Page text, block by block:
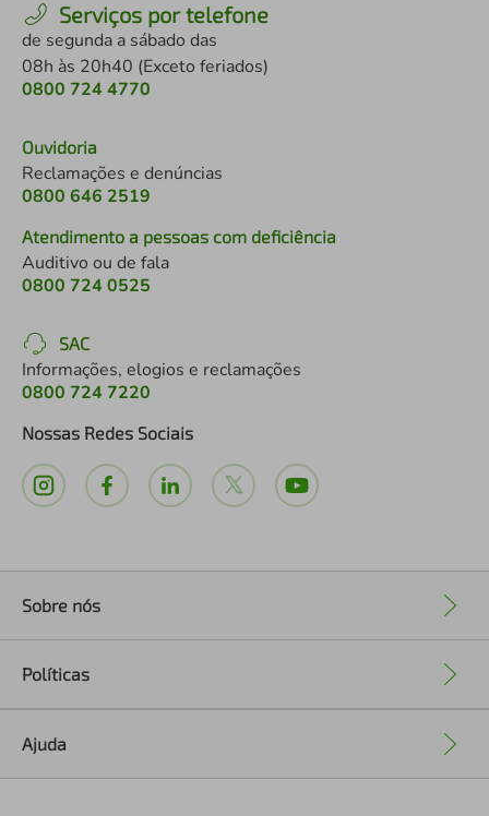
Serviços por telefone
de segunda a sábado das
08h às 20h40 (Exceto feriados)
0800 724 4770
Ouvidoria
Reclamações e denúncias
0800 646 2519
Atendimento a pessoas com deficiência
Auditivo ou de fala
0800 724 0525
SAC
Informações, elogios e reclamações
0800 724 7220
Nossas Redes Sociais
Sobre nós
Políticas
Ajuda